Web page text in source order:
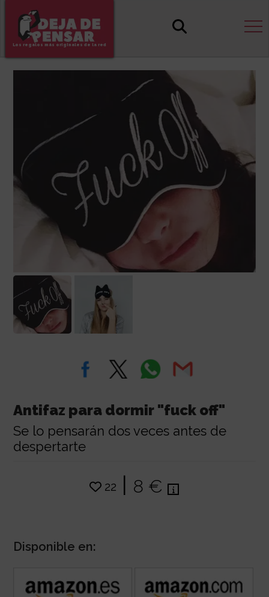
Los regalos más originales de la red
Antifaz para dormir "fuck off"
Se lo pensarán dos veces antes de
despertarte
22 | 8 €
Disponible en: